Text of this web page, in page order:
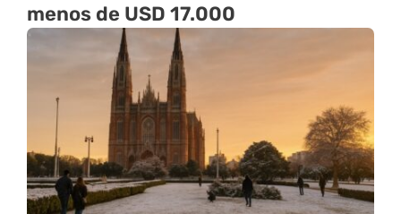
menos de USD 17.000